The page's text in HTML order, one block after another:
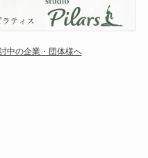
中の企業・団体様へ